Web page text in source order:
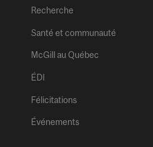
Recherche
Santé et communauté
McGill au Québec
ÉDI
Félicitations
Événements